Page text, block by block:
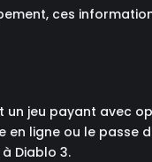
ces
un jeu payant avec
ligne ou le passe
Diablo 3.